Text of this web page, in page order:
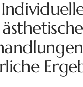
ästhetische